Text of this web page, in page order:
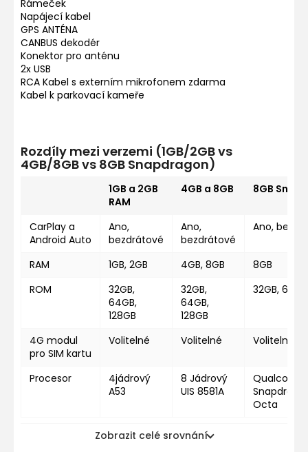
Rámeček
Napájecí kabel
GPS ANTÉNA
CANBUS dekodér
Konektor pro anténu
2x USB
RCA Kabel s externím mikrofonem zdarma
Kabel k parkovací kameře
Rozdíly mezi verzemi (1GB/2GB vs
4GB/8GB vs 8GB Snapdragon)
1GB a 2GB
RAM
4GB a 8GB 8GB
CarPlay a
Android Auto
Ano,
bezdrátové
Ano,
bezdrátové
Ano,
RAM 1GB, 2GB 4GB, 8GB
8GB
ROM
32GB,
64GB,
128GB
32GB,
64GB,
128GB
32GB,
4G modul
pro SIM kartu
Volitelné Volitelné Volitelné
Procesor
4jádrový
A53
8 Jádrový
UIS 8581A
Octa
Zobrazit celé srovnání